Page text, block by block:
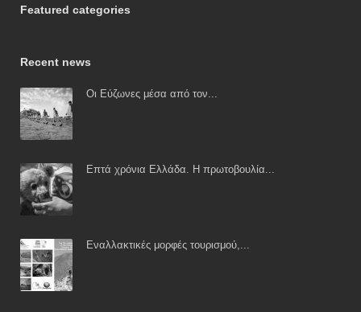
Featured categories
Recent news
Οι Εύζωνες μέσα από τον...
Επτά χρόνια Ελλάδα. Η πρωτοβουλία...
Εναλλακτικές μορφές τουρισμού,...